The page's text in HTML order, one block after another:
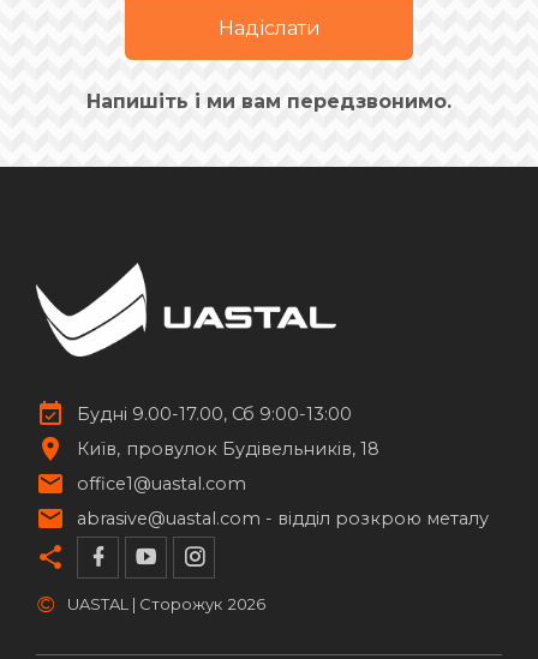
Надіслати
Напишіть і ми вам передзвонимо.
Будні 9.00-17.00, Сб 9:00-13:00
Київ
провулок Будівельників, 18
office1@uastal.com
abrasive@uastal.com - відділ розкрою металу
© UASTAL | Сторожук 2026